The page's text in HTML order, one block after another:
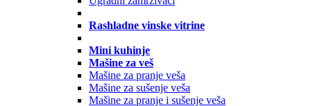
Rashladne vinske vitrine
Mini kuhinje
Mašine za veš
Mašine za pranje veša
Mašine za sušenje veša
Mašine za pranje i sušenje veša